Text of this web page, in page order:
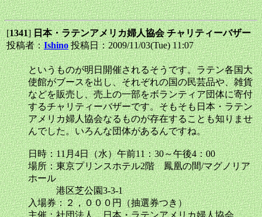
[1341]日本・ラテンアメリカ婦人協会 チャリティーバザー
投稿者：Ishino 投稿日：2009/11/03(Tue) 11:07
というものが明日開催されるそうです。ラテン各国大
使館がブースを出し、それぞれの国の民芸品や、雑貨
などを販売し、売上の一部をボランティア団体に寄付
するチャリティーバザーです。そもそも日本・ラテン
アメリカ婦人協会なるものが存在することも知りませ
んでした。いろんな団体があるんですね。
日時：11月4日（水）午前11：30～午後4：00
場所：東京プリンスホテル2階 鳳凰の間/マグノリア
ホール
港区芝公園3-3-1
入場券：２，０００円（抽選券つき）
主催：社団法人 日本・ラテンアメリカ婦人協会